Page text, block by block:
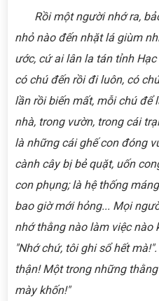
Rồi một người nhớ ra,
nhỏ nào đến nhặt lá giùm
ước, cứ ai lân la tán tỉnh
có chú đến rồi đi luôn, có
lần rồi biến mất, mỗi chú để
nhà, trong vườn, trong cái
là những cái ghế con đóng
cành cây bị bẻ quặt, uốn
con phụng; là hệ thống
bao giờ mới hỏng... Mọi
nhớ thằng nào làm việc nào
"Nhớ chứ, tôi ghi sổ hết
thận! Một trong những
mày khốn!"